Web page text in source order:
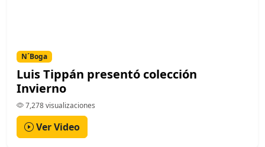
N´Boga
Luis Tippán presentó colección
Invierno
7,278 visualizaciones
Ver Video